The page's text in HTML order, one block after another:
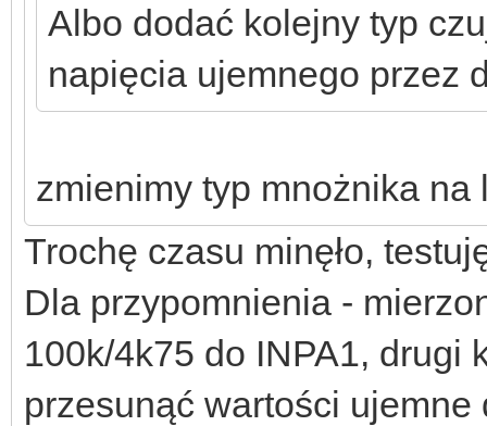
Albo dodać kolejny typ
napięcia ujemnego przez
zmienimy typ mnożnika na
Trochę czasu minęło,
Dla przypomnienia -
100k/4k75 do INPA1, drugi
przesunąć wartości